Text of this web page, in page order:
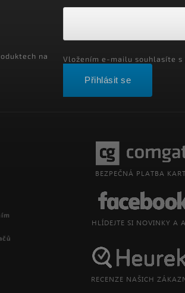
na
Vložením e-mailu souhlasíte s
Přihlásit se